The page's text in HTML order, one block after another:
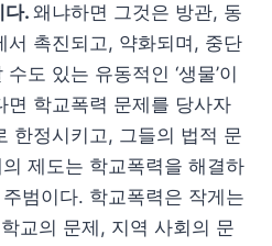
다. 왜냐하면 그것은 방관, 동
서 촉진되고, 약화되며, 중단
도 있는 유동적인 ‘생물’이
면 학교폭력 문제를 당사자
한정시키고, 그들의 법적 문
제도는 학교폭력을 해결하
범이다. 학교폭력은 작게는
교의 문제, 지역 사회의 문